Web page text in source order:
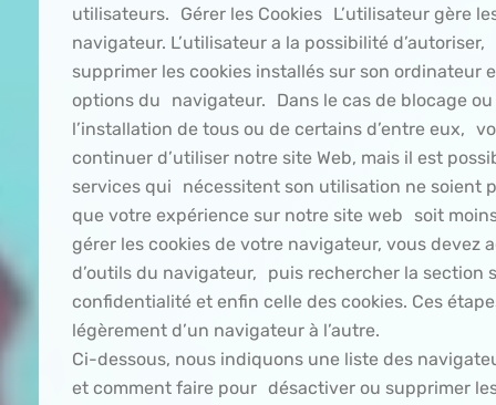
utilisateurs. Gérer les Cookies L’utilisateur gère
navigateur. L’utilisateur a la possibilité
supprimer les cookies installés sur son ordinateur
options du navigateur. Dans le cas de blocage
l’installation de tous ou de certains d’entre eux,
continuer d’utiliser notre site Web, mais il est
services qui nécessitent son utilisation ne soient
que votre expérience sur notre site web soit
gérer les cookies de votre navigateur, vous devez
d’outils du navigateur, puis rechercher la section
confidentialité et enfin celle des cookies. Ces
légèrement d’un navigateur à l’autre.
Ci-dessous, nous indiquons une liste des
et comment faire pour désactiver ou supprimer